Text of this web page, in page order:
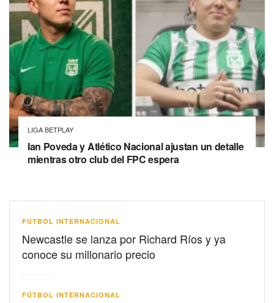
LIGA BETPLAY
Ian Poveda y Atlético Nacional ajustan un detalle
mientras otro club del FPC espera
FÚTBOL INTERNACIONAL
Newcastle se lanza por Richard Ríos y ya
conoce su millonario precio
FÚTBOL INTERNACIONAL